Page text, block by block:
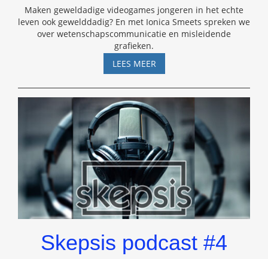
Maken geweldadige videogames jongeren in het echte
leven ook gewelddadig? En met Ionica Smeets spreken we
over wetenschapscommunicatie en misleidende
grafieken.
LEES MEERSKEPSIS
PODCAST
#15
–
IONICA
SMEETS
Skepsis podcast #4